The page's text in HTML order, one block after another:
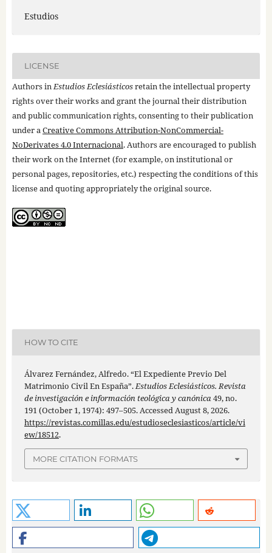
Estudios
LICENSE
Authors inEstudios Eclesiásticosretain the intellectual property
rights over their works and grant the journal their distribution
and public communication rights, consenting to their publication
under aCreative Commons Attribution-NonCommercial-
NoDerivates 4.0 Internacional. Authors are encouraged to publish
their work on the Internet (for example, on institutional or
personal pages, repositories, etc.) respecting the conditions of this
license and quoting appropriately the original source.
HOW TO CITE
Álvarez Fernández, Alfredo. “El Expediente Previo Del
Matrimonio Civil En España”.Estudios Eclesiásticos. Revista
de investigación e información teológica y canónica49, no.
191 (October 1, 1974): 497–505. Accessed August 8, 2026.
https://revistas.comillas.edu/estudioseclesiasticos/article/vi
ew/18512.
MORE CITATION FORMATS